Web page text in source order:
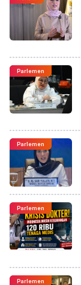
Parlemen
Parlemen
Parlemen
Parlemen